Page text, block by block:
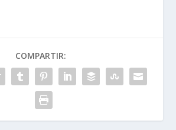
COMPARTIR: